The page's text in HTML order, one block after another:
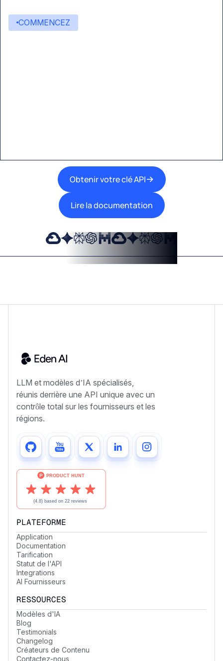
COMMENCEZ
Obtenir votre clé API
Lire la documentation
LLM et modèles d’IA spécialisés,
réunis derrière une API unique avec un
contrôle total sur les fournisseurs et les
régions.
PLATEFORME
Application
Documentation
Tarification
Statut de l'API
Integrations
AI Fournisseurs
RESSOURCES
Modèles d'IA
Blog
Testimonials
Changelog
Créateurs de Contenu
Contactez-nous